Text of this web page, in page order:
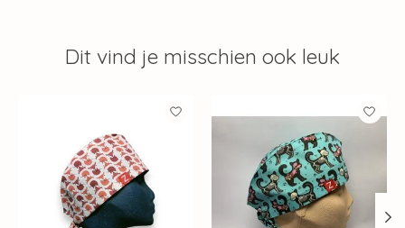
Dit vind je misschien ook leuk
Items van productcarrousel